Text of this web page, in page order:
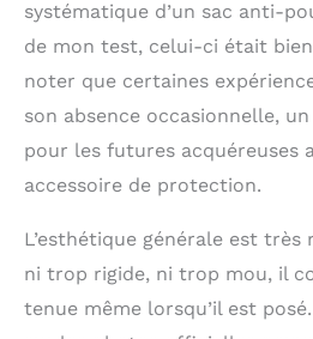
de
Porte-
Porte
+ 1
sac est
avec
systématique d’un sac anti-
de mon test, celui-ci était
noter que certaines
son absence occasionnelle,
pour les futures acquéreuses
accessoire de protection.
L’esthétique générale est très
ni trop rigide, ni trop mou, il
tenue même lorsqu’il est